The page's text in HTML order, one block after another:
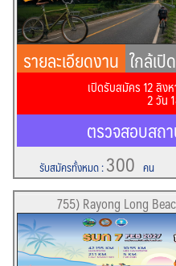
รายละเอียดงาน ใกล้เ
เปิดรับสมัคร 12 สิง
2วัน
ตรวจสอบสถ
รับสมัครทั้งหมด:300 คน
755) Rayong Long